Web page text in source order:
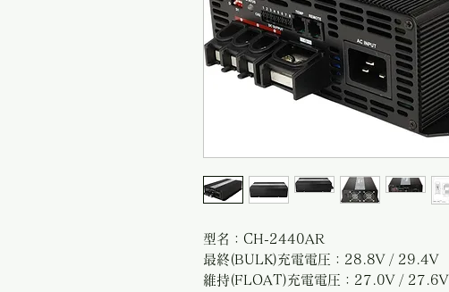
型名：CH-2440AR
最終(BULK)充電電圧：28.8V / 29.4V
維持(FLOAT)充電電圧：27.0V / 27.6V